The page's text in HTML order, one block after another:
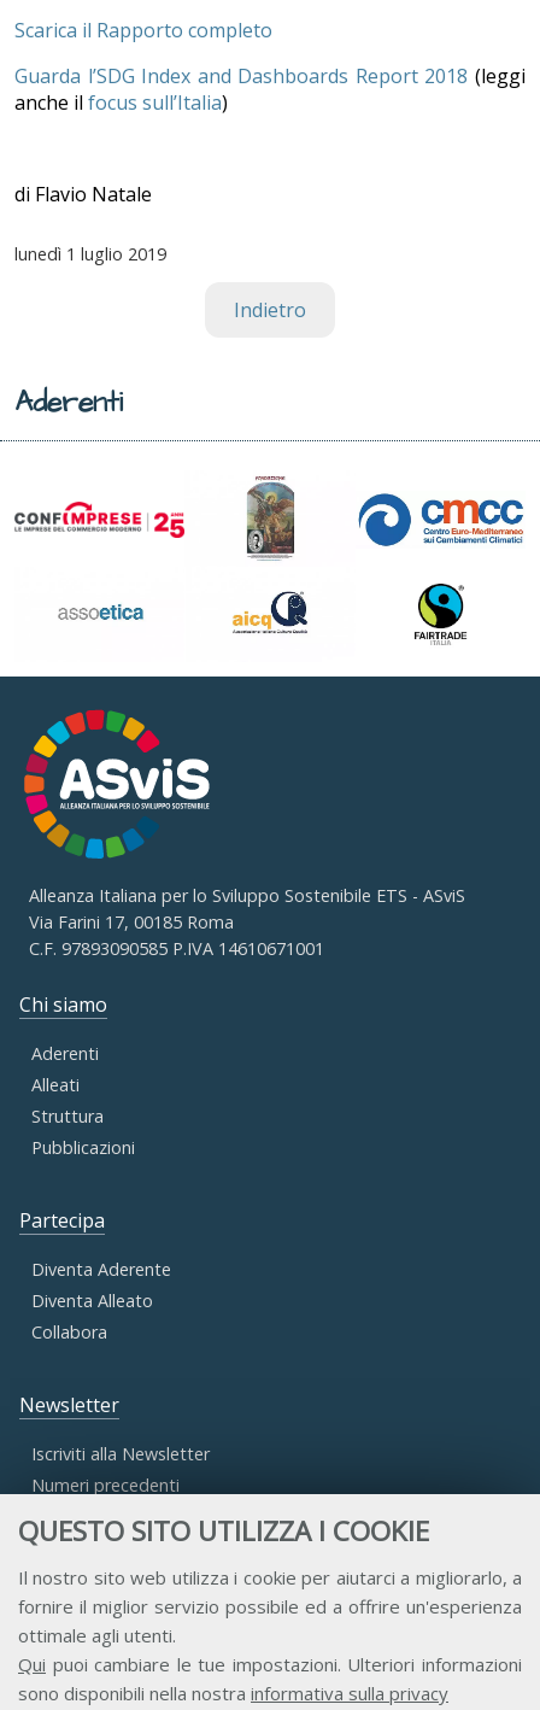
QUESTO SITO UTILIZZA I COOKIE
Il nostro sito web utilizza i cookie per aiutarci a migliorarlo, a
fornire il miglior servizio possibile ed a offrire un'esperienza
ottimale agli utenti.
Qui puoi cambiare le tue impostazioni. Ulteriori informazioni
sono disponibili nella nostra informativa sulla privacy
Scarica il Rapporto completo
Guarda l’SDG Index and Dashboards Report 2018 (leggi
anche il focus sull’Italia)
di Flavio Natale
lunedì 1 luglio 2019
Indietro
Aderenti
Alleanza Italiana per lo Sviluppo Sostenibile ETS - ASviS
Via Farini 17, 00185 Roma
C.F. 97893090585 P.IVA 14610671001
Chi siamo
Aderenti
Alleati
Struttura
Pubblicazioni
Partecipa
Diventa Aderente
Diventa Alleato
Collabora
Newsletter
Iscriviti alla Newsletter
Numeri precedenti
Accesso Aderenti
Accesso Consulta
Accesso Team